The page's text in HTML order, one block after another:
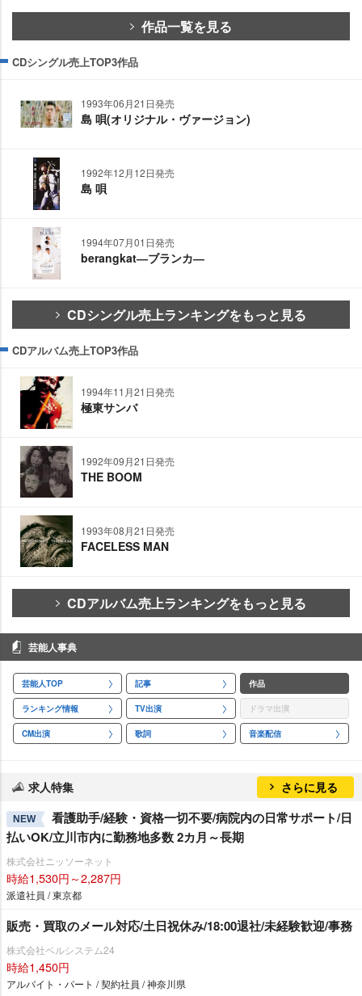
作品一覧を見る
CDシングル売上TOP3作品
1993年06月21日発売
島 唄(オリジナル・ヴァージョン)
1992年12月12日発売
島 唄
1994年07月01日発売
berangkat―ブランカ―
CDシングル売上ランキングをもっと見る
CDアルバム売上TOP3作品
1994年11月21日発売
極東サンバ
1992年09月21日発売
THE BOOM
1993年08月21日発売
FACELESS MAN
CDアルバム売上ランキングをもっと見る
芸能人事典
芸能人TOP 記事 作品
ランキング情報 TV出演 ドラマ出演
CM出演 歌詞 音楽配信
求人特集 さらに見る
NEW
看護助手/経験・資格一切不要/病院内の日常サポート/日
払いOK/立川市内に勤務地多数 2カ月～長期
株式会社ニッソーネット
時給1,530円～2,287円
派遣社員 / 東京都
販売・買取のメール対応/土日祝休み/18:00退社/未経験歓迎/事務
株式会社ベルシステム24
時給1,450円
アルバイト・パート / 契約社員 / 神奈川県